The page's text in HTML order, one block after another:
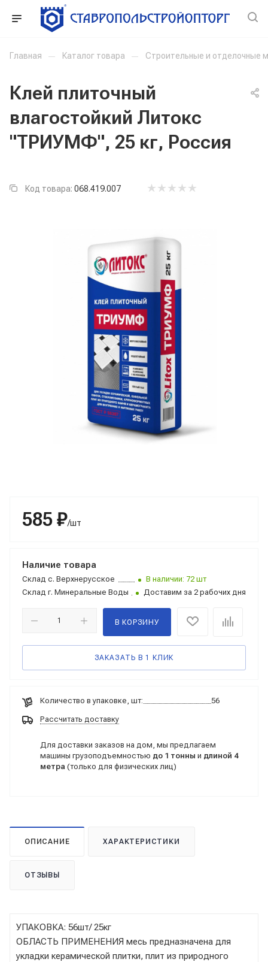
Главная — Каталог товара — Строительные и отделочные
Клей плиточный
влагостойкий Литокс
"ТРИУМФ", 25 кг, Россия
Код товара: 068.419.007
585 ₽/шт
Наличие товара
Склад с. Верхнерусское
В наличии: 72 шт
Склад г. Минеральные Воды Доставим за 2 рабочих дня
В КОРЗИНУ
ЗАКАЗАТЬ В 1 КЛИК
Количество в упаковке, шт: 56
Рассчитать доставку
Для доставки заказов на дом, мы предлагаем
машины грузоподъемностью до 1 тонны и длиной 4
метра (только для физических лиц)
ОПИСАНИЕ ХАРАКТЕРИСТИКИ
ОТЗЫВЫ
УПАКОВКА: 56шт/ 25кг
ОБЛАСТЬ ПРИМЕНЕНИЯ месь предназначена для
укладки керамической плитки, плит из природного